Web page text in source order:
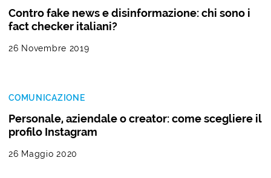
Contro fake news e disinformazione: chi sono i
fact checker italiani?
26 Novembre 2019
COMUNICAZIONE
Personale, aziendale o creator: come scegliere il
profilo Instagram
26 Maggio 2020